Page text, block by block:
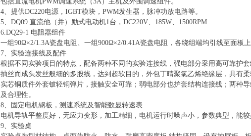
4、提供DC220电源，IGBT模块，PWM发生器，脉冲功放电路等。
5、DQ09 直流他（并）励式电动机1台，DC220V、185W、1500RPM
6.DQ29-1 电阻器组件
一组 90Ω×2/1.3A瓷盘电阻、一组900Ω×2/0.41A瓷盘电阻，各绕组端均引线至面板
7、实验连接线及配件
根据不同实验项目的特点，配备两种不同的实验连接线，强电部分采用高可靠护
抽丝而成头发丝般细的多股线，达到超软目的，外包丁晴聚氯乙烯绝缘层，具有
实芯铜质件外套铍轻铜弹片，接触安全可靠；弱电部分也护套结构连接线；两种
及合理性。
8、固定电机钢板，测速系统及智能数显转速表
电机导轨平整度好，无应力变形，加工精细，电机运行时噪声小，参数典型，能较
9、实验桌